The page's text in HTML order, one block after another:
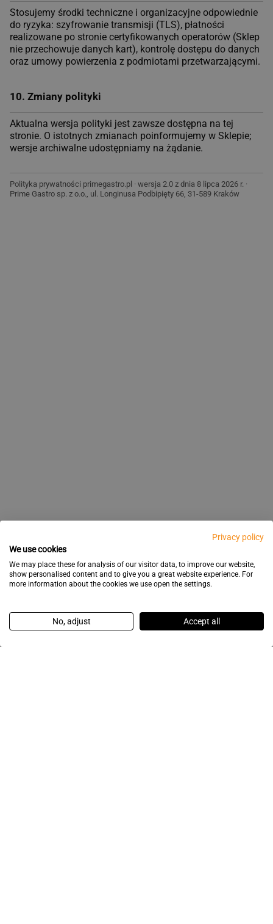
Privacy policy
We use cookies
We may place these for analysis of our visitor data, to improve our website,
show personalised content and to give you a great website experience. For
more information about the cookies we use open the settings.
No, adjust Accept all
Stosujemy środki techniczne i organizacyjne odpowiednie
do ryzyka: szyfrowanie transmisji (TLS), płatności
realizowane po stronie certyfikowanych operatorów (Sklep
nie przechowuje danych kart), kontrolę dostępu do danych
oraz umowy powierzenia z podmiotami przetwarzającymi.
10. Zmiany polityki
Aktualna wersja polityki jest zawsze dostępna na tej
stronie. O istotnych zmianach poinformujemy w Sklepie;
wersje archiwalne udostępniamy na żądanie.
Polityka prywatności primegastro.pl · wersja 2.0 z dnia 8 lipca 2026 r. ·
Prime Gastro sp. z o.o., ul. Longinusa Podbipięty 66, 31-589 Kraków